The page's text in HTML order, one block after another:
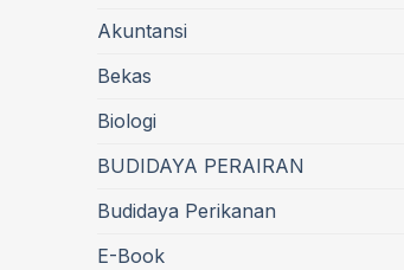
Akuntansi
Bekas
Biologi
BUDIDAYA PERAIRAN
Budidaya Perikanan
E-Book